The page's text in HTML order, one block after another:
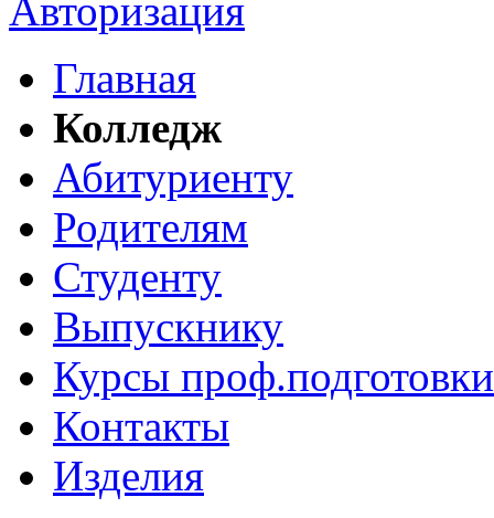
Авторизация
Главная
Колледж
Абитуриенту
Родителям
Студенту
Выпускнику
Курсы проф.подготовки
Контакты
Изделия